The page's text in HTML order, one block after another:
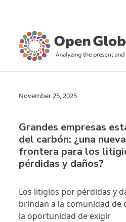
November 25, 2025
Grandes empresas
del carbón: ¿una nueva
frontera para los
pérdidas y daños?
Los litigios por pérdidas y
brindan a la comunidad de
la oportunidad de exigir